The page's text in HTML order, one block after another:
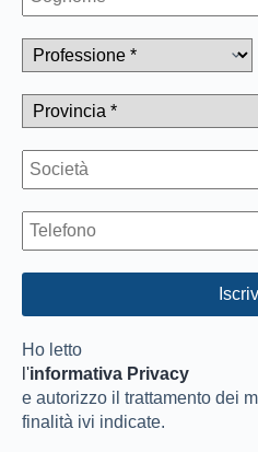
Ho letto
l'informativa Privacy
e autorizzo il trattamento dei
finalità ivi indicate.